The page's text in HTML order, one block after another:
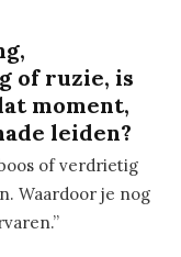
of ruzie, is
moment,
leiden?
of verdrietig
Waardoor je nog